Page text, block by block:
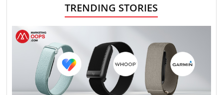
TRENDING STORIES